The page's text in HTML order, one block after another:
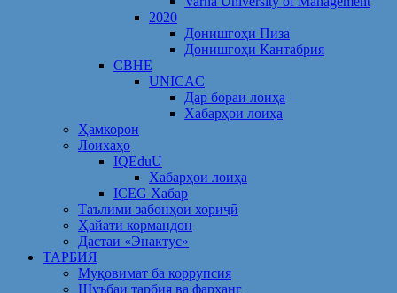
2020
Донишгоҳи Пиза
Донишгоҳи Кантабрия
CBHE
UNICAC
Дар бораи лоиҳа
Хабарҳои лоиҳа
Ҳамкорон
Лоихаҳо
IQEduU
Хабарҳои лоиҳа
ICEG Хабар
Таълими забонҳои хориҷӣ
Ҳайати кормандон
Дастаи «Энактус»
ТАРБИЯ
Муқовимат ба коррупсия
Шуъбаи тарбия ва фарҳанг